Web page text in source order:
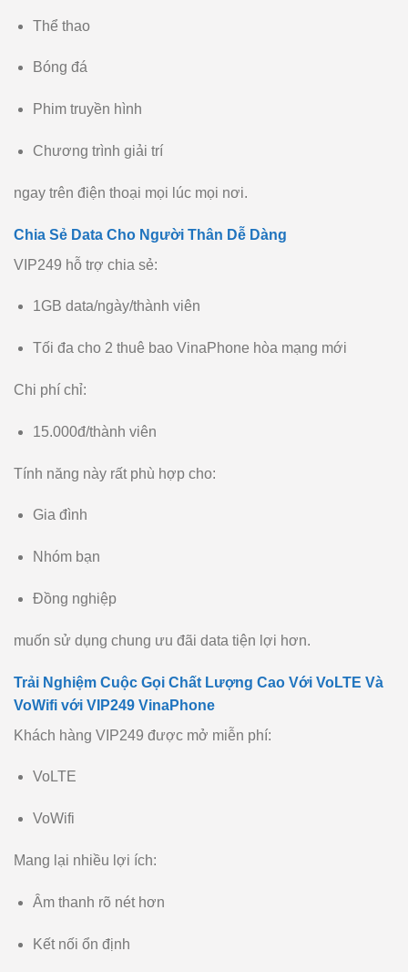
Thể thao
Bóng đá
Phim truyền hình
Chương trình giải trí
ngay trên điện thoại mọi lúc mọi nơi.
Chia Sẻ Data Cho Người Thân Dễ Dàng
VIP249 hỗ trợ chia sẻ:
1GB data/ngày/thành viên
Tối đa cho 2 thuê bao VinaPhone hòa mạng mới
Chi phí chỉ:
15.000đ/thành viên
Tính năng này rất phù hợp cho:
Gia đình
Nhóm bạn
Đồng nghiệp
muốn sử dụng chung ưu đãi data tiện lợi hơn.
Trải Nghiệm Cuộc Gọi Chất Lượng Cao Với VoLTE Và
VoWifi với VIP249 VinaPhone
Khách hàng VIP249 được mở miễn phí:
VoLTE
VoWifi
Mang lại nhiều lợi ích:
Âm thanh rõ nét hơn
Kết nối ổn định